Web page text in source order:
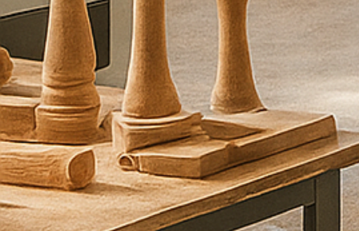
ח
ז
ו
ר
ע
ל
י
כ
ם
ב
ה
ק
ד
ם